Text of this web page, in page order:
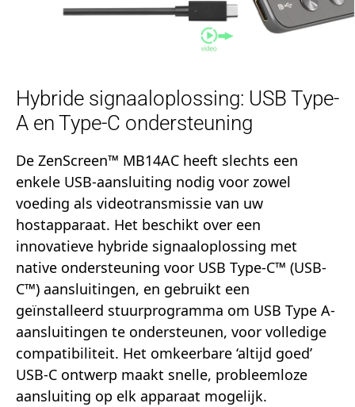
Hybride signaaloplossing: USB Type-
A en Type-C ondersteuning
De ZenScreen™ MB14AC heeft slechts een
enkele USB-aansluiting nodig voor zowel
voeding als videotransmissie van uw
hostapparaat. Het beschikt over een
innovatieve hybride signaaloplossing met
native ondersteuning voor USB Type-C™ (USB-
C™) aansluitingen, en gebruikt een
geïnstalleerd stuurprogramma om USB Type A-
aansluitingen te ondersteunen, voor volledige
compatibiliteit. Het omkeerbare ‘altijd goed’
USB-C ontwerp maakt snelle, probleemloze
aansluiting op elk apparaat mogelijk.